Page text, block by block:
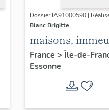
Dossier IA91000590 |
Blanc Brigitte
maisons,
France > Île-de-
Essonne